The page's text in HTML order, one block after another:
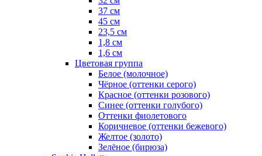
37 см
45 см
23,5 см
1,8 см
1,6 см
Цветовая группа
Белое (молочное)
Чёрное (оттенки серого)
Красное (оттенки розового)
Синее (оттенки голубого)
Оттенки фиолетового
Коричневое (оттенки бежевого)
Желтое (золото)
Зелёное (бирюза)